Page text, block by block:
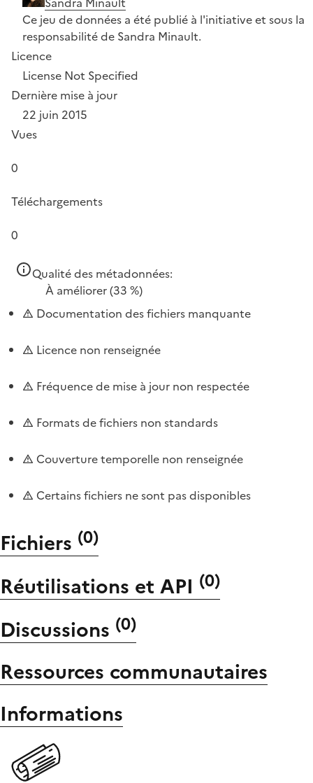
Ce jeu de données a été publié à l'initiative et sous la
responsabilité de Sandra Minault.
Licence
License Not Specified
Dernière mise à jour
22 juin 2015
Vues
0
Téléchargements
0
Qualité des métadonnées:
À améliorer(33 %)
Documentation des fichiers manquante
Licence non renseignée
Fréquence de mise à jour non respectée
Formats de fichiers non standards
Couverture temporelle non renseignée
Certains fichiers ne sont pas disponibles
Fichiers (0)
Réutilisations et API (0)
Discussions (0)
Ressources communautaires
Informations